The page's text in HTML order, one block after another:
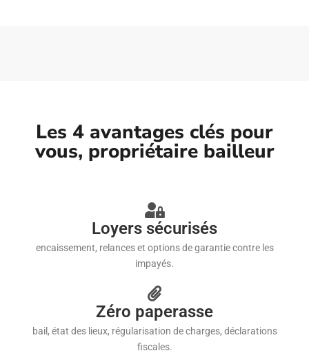
Les 4 avantages clés pour
vous, propriétaire bailleur
Loyers sécurisés
encaissement, relances et options de garantie contre les
impayés.
Zéro paperasse
bail, état des lieux, régularisation de charges, déclarations
fiscales.